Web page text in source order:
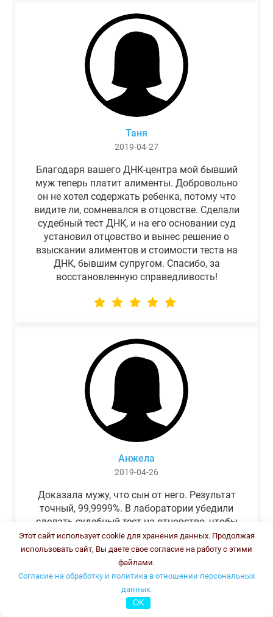
Таня
2019-04-27
Благодаря вашего ДНК-центра мой бывший
муж теперь платит алименты. Добровольно
он не хотел содержать ребенка, потому что
видите ли, сомневался в отцовстве. Сделали
судебный тест ДНК, и на его основании суд
установил отцовство и вынес решение о
взыскании алиментов и стоимости теста на
ДНК, бывшим супругом. Спасибо, за
восстановленную справедливость!
Анжела
2019-04-26
Доказала мужу, что сын от него. Результат
точный, 99,9999%. В лаборатории убедили
сделать судебный тест на отцовство, чтобы
можно было предъявить в суде. Результат
был готов через неделю, как и
обещали.Теперь муж бегает и извиняется.
Этот сайт использует cookie для хранения данных. Продолжая
использовать сайт, Вы даете свое согласие на работу с этими
файлами.
Согласие на обработку и политика в отношении персональных
данных.
OK